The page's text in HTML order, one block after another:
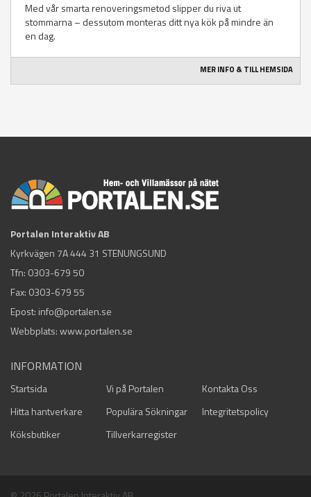
Med vår smarta renoveringsmetod slipper du riva ut
stommarna – dessutom monteras ditt nya kök på mindre än
en dag.
MER INFO & TILL HEMSIDA
Portalen Interaktiv AB
Kyrkvägen 7A 444 31 STENUNGSUND
Tfn: 0303-679 50
Fax: 0303-679 55
Epost: info@portalen.se
Webbplats: www.portalen.se
INFORMATION
Startsida Vi på Portalen
Kontakta Oss
Hitta hantverkare
Populära Sökningar
Integritetspolicy
Köksbutiker
Tillverkarregister